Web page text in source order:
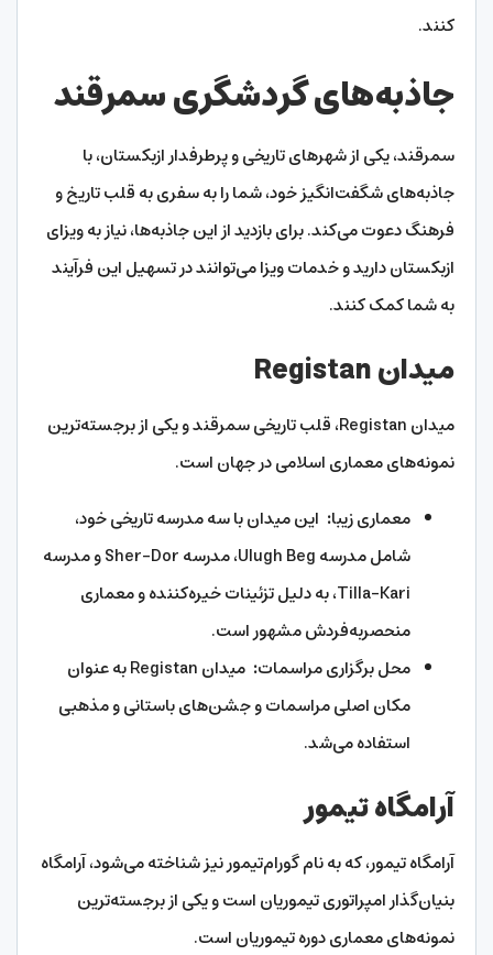
کنند.
جاذبه‌های گردشگری سمرقند
سمرقند، یکی از شهرهای تاریخی و پرطرفدار ازبکستان، با
جاذبه‌های شگفت‌انگیز خود، شما را به سفری به قلب تاریخ و
فرهنگ دعوت می‌کند. برای بازدید از این جاذبه‌ها، نیاز به ویزای
ازبکستان دارید و خدمات ویزا می‌توانند در تسهیل این فرآیند
به شما کمک کنند.
میدان Registan
میدان Registan، قلب تاریخی سمرقند و یکی از برجسته‌ترین
نمونه‌های معماری اسلامی در جهان است.
معماری زیبا: این میدان با سه مدرسه تاریخی خود،
شامل مدرسه Ulugh Beg، مدرسه Sher-Dor و مدرسه
Tilla-Kari، به دلیل تزئینات خیره‌کننده و معماری
منحصربه‌فردش مشهور است.
محل برگزاری مراسمات:
میدان Registan به عنوان
مکان اصلی مراسمات و جشن‌های باستانی و مذهبی
استفاده می‌شد.
آرامگاه تیمور
آرامگاه تیمور، که به نام گورام‌تیمور نیز شناخته می‌شود، آرامگاه
بنیان‌گذار امپراتوری تیموریان است و یکی از برجسته‌ترین
نمونه‌های معماری دوره تیموریان است.